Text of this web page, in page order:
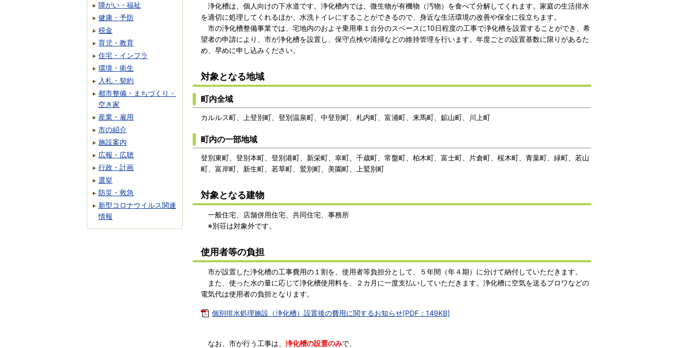
浄化槽は、個人向けの下水道です。浄化槽内では、微生物が有機物（汚物）を食べて分解してくれます。家庭の生活排水
を適切に処理してくれるほか、水洗トイレにすることができるので、身近な生活環境の改善や保全に役立ちます。
市の浄化槽整備事業では、宅地内のおよそ乗用車１台分のスペースに10日程度の工事で浄化槽を設置することができ、希
望者の申請により、市が浄化槽を設置し、保守点検や清掃などの維持管理を行います。年度ごとの設置基数に限りがあるた
め、早めに申し込みください。
対象となる地域
町内全域
カルルス町、上登別町、登別温泉町、中登別町、札内町、富浦町、来馬町、鉱山町、川上町
町内の一部地域
登別東町、登別本町、登別港町、新栄町、幸町、千歳町、常盤町、柏木町、富士町、片倉町、桜木町、青葉町、緑町、若山
町、富岸町、新生町、若草町、鷲別町、美園町、上鷲別町
対象となる建物
一般住宅、店舗併用住宅、共同住宅、事務所
※別荘は対象外です。
使用者等の負担
市が設置した浄化槽の工事費用の１割を、使用者等負担分として、５年間（年４期）に分けて納付していただきます。
また、使った水の量に応じて浄化槽使用料を、２カ月に一度支払いしていただきます。浄化槽に空気を送るブロワなどの
電気代は使用者の負担となります。
個別排水処理施設（浄化槽）設置後の費用に関するお知らせ[PDF：149KB]
なお、市が行う工事は、 浄化槽の設置のみで、
障がい・福祉
健康・予防
税金
育児・教育
住宅・インフラ
環境・衛生
入札・契約
都市整備・まちづくり・
空き家
産業・雇用
市の紹介
施設案内
広報・広聴
行政・計画
選挙
防災・救急
新型コロナウイルス関連
情報